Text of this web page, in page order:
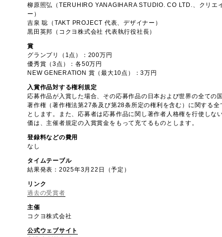
柳原照弘（TERUHIRO YANAGIHARA STUDIO. CO LTD.、クリエ
ー）
吉泉 聡（TAKT PROJECT 代表、デザイナー）
黒田英邦（コクヨ株式会社 代表執行役社長）
賞
グランプリ（1点）：200万円
優秀賞（3点）：各50万円
NEW GENERATION 賞（最大10点）：3万円
入賞作品対する権利規定
応募作品が入賞した場合、その応募作品の日本および世界の全ての
著作権（著作権法第27条及び第28条所定の権利を含む）に関する
とします。また、応募者は応募作品に関し著作者人格権を行使しな
価は、主催者規定の入賞賞金をもって充てるものとします。
登録料などの費用
なし
タイムテーブル
結果発表：2025年3月22日（予定）
リンク
過去の受賞者
主催
コクヨ株式会社
公式ウェブサイト